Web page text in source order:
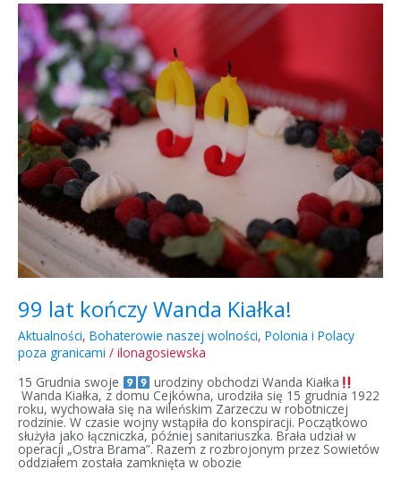
99 lat kończy Wanda Kiałka!
Aktualności, Bohaterowie naszej wolności, Polonia i Polacy
poza granicami / ilonagosiewska
15 Grudnia swoje
urodziny obchodzi Wanda Kiałka
Wanda Kiałka, z domu Cejkówna, urodziła się 15 grudnia 1922
roku, wychowała się na wileńskim Zarzeczu w robotniczej
rodzinie. W czasie wojny wstąpiła do konspiracji. Początkowo
służyła jako łączniczka, później sanitariuszka. Brała udział w
operacji „Ostra Brama”. Razem z rozbrojonym przez Sowietów
oddziałem została zamknięta w obozie
99
lat
kończy
Wanda
Kiałka!